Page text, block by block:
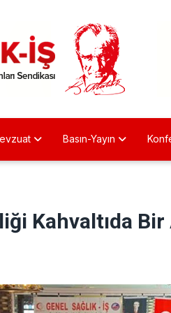
Basın-Yayın
Kahvaltıda